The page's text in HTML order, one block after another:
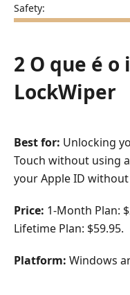
Safety:
2 O que é o
LockWiper
Best for: Unlocking
Touch without using
your Apple ID
Price: 1-Month Plan:
Lifetime Plan: $59.95.
Platform: Windows